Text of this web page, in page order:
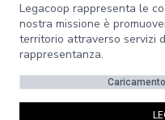
Legacoop rappresenta le
nostra missione è
territorio attraverso servizi
rappresentanza.